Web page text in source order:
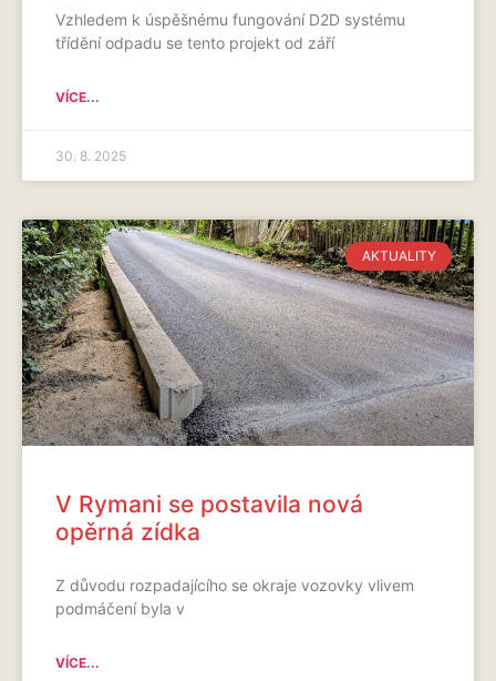
Vzhledem k úspěšnému fungování D2D systému
třídění odpadu se tento projekt od září
VÍCE...
30. 8. 2025
AKTUALITY
V Rymani se postavila nová
opěrná zídka
Z důvodu rozpadajícího se okraje vozovky vlivem
podmáčení byla v
VÍCE...